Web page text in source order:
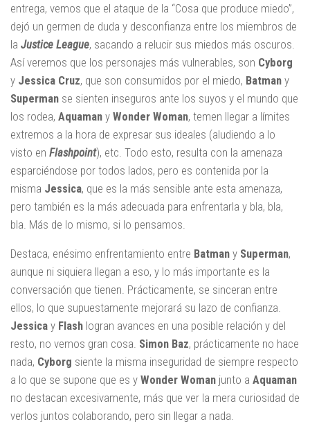
entrega, vemos que el ataque de la “Cosa que produce miedo”,
dejó un germen de duda y desconfianza entre los miembros de
la Justice League, sacando a relucir sus miedos más oscuros.
Así veremos que los personajes más vulnerables, son Cyborg
y Jessica Cruz, que son consumidos por el miedo, Batman y
Superman se sienten inseguros ante los suyos y el mundo que
los rodea, Aquaman y Wonder Woman, temen llegar a límites
extremos a la hora de expresar sus ideales (aludiendo a lo
visto en Flashpoint), etc. Todo esto, resulta con la amenaza
esparciéndose por todos lados, pero es contenida por la
misma Jessica, que es la más sensible ante esta amenaza,
pero también es la más adecuada para enfrentarla y bla, bla,
bla. Más de lo mismo, si lo pensamos.
Destaca, enésimo enfrentamiento entre Batman y Superman,
aunque ni siquiera llegan a eso, y lo más importante es la
conversación que tienen. Prácticamente, se sinceran entre
ellos, lo que supuestamente mejorará su lazo de confianza.
Jessica y Flash logran avances en una posible relación y del
resto, no vemos gran cosa. Simon Baz, prácticamente no hace
nada, Cyborg siente la misma inseguridad de siempre respecto
a lo que se supone que es y Wonder Woman junto a Aquaman
no destacan excesivamente, más que ver la mera curiosidad de
verlos juntos colaborando, pero sin llegar a nada.